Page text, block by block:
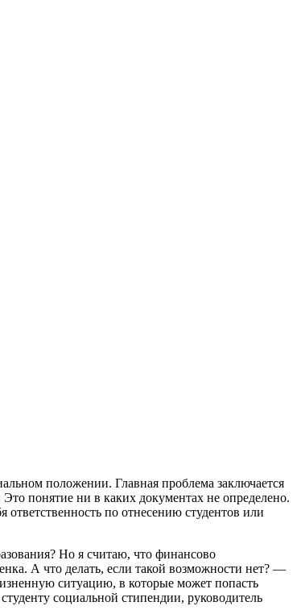
положении. Главная проблема заключается
Это понятие ни в каких документах не определено.
ответственность по отнесению студентов или
Но я считаю, что финансово
А что делать, если такой возможности нет? —
ситуацию, в которые может попасть
социальной стипендии, руководитель